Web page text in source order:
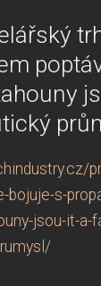
bojuje-s-
jsou-it-a-